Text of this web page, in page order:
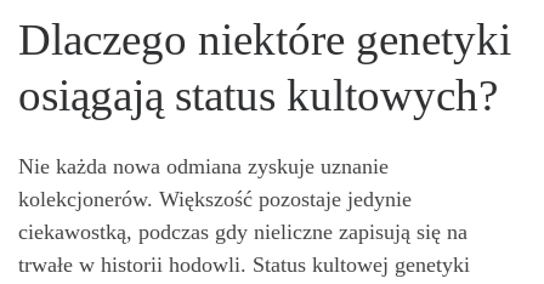
Dlaczego niektóre genetyki
osiągają status kultowych?
Nie każda nowa odmiana zyskuje uznanie
kolekcjonerów. Większość pozostaje jedynie
ciekawostką, podczas gdy nieliczne zapisują się na
trwałe w historii hodowli. Status kultowej genetyki